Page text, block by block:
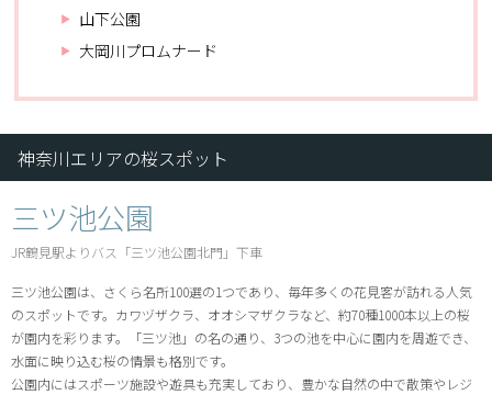
山下公園
大岡川プロムナード
神奈川エリアの桜スポット
三ツ池公園
JR鶴見駅よりバス「三ツ池公園北門」下車
三ツ池公園は、さくら名所100選の1つであり、毎年多くの花見客が訪れる人気
のスポットです。カワヅザクラ、オオシマザクラなど、約70種1000本以上の桜
が園内を彩ります。「三ツ池」の名の通り、3つの池を中心に園内を周遊でき、
水面に映り込む桜の情景も格別です。
公園内にはスポーツ施設や遊具も充実しており、豊かな自然の中で散策やレジ